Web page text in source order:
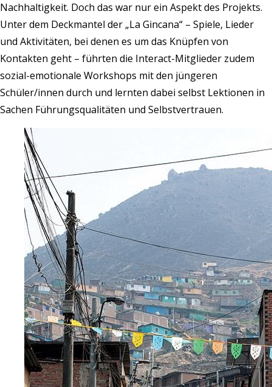
Nachhaltigkeit. Doch das war nur ein Aspekt des Projekts.
Unter dem Deckmantel der „La Gincana“ – Spiele, Lieder
und Aktivitäten, bei denen es um das Knüpfen von
Kontakten geht – führten die Interact-Mitglieder zudem
sozial-emotionale Workshops mit den jüngeren
Schüler/innen durch und lernten dabei selbst Lektionen in
Sachen Führungsqualitäten und Selbstvertrauen.